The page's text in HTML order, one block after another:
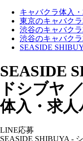
キャバクラ体入
東京のキャバクラ
渋谷のキャバクラ
渋谷のキャバクラ
SEASIDE
SEASIDE
ドシブヤ
体入・求
LINE応募
SEASIDE SHIBUYA -